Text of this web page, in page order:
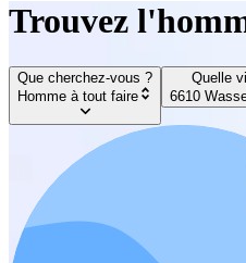
Trouvez
Que cherchez-vous ?
Homme à tout faire
Quelle
6610